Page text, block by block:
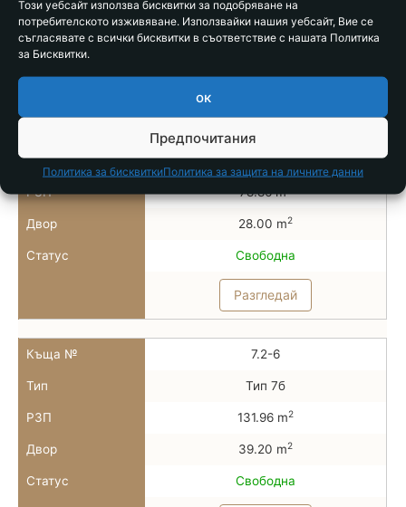
Този уебсайт използва бисквитки за подобряване на
потребителското изживяване. Използвайки нашия уебсайт, Вие се
съгласявате с всички бисквитки в съответствие с нашата Политика
за Бисквитки.
ок
Предпочитания
Политика за бисквиткиПолитика за защита на личните данни
Статус Свободна
Тип Тип 7б
РЗП 78.86 m
Двор 28.00 m2
Статус Свободна
Разгледай
Къща № 7.2-6
Тип Тип 7б
РЗП 131.96 m2
Двор 39.20 m2
Статус Свободна